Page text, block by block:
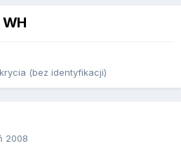
(bez identyfikacji)
2008